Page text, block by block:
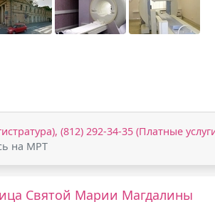
(812) 292-34-35 (Платные
на МРТ
Святой Марии Магдалины